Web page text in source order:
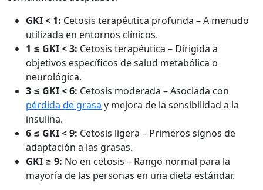
GKI < 1: Cetosis terapéutica profunda – A menudo
utilizada en entornos clínicos.
1 ≤ GKI < 3: Cetosis terapéutica – Dirigida a
objetivos específicos de salud metabólica o
neurológica.
3 ≤ GKI < 6: Cetosis moderada – Asociada con
pérdida de grasa y mejora de la sensibilidad a la
insulina.
6 ≤ GKI < 9: Cetosis ligera – Primeros signos de
adaptación a las grasas.
GKI ≥ 9: No en cetosis – Rango normal para la
mayoría de las personas en una dieta estándar.